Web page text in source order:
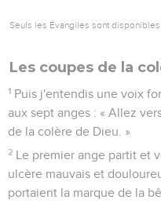
Seuls les Évangiles sont
Les coupes de la
1 Puis j'entendis une voix
aux sept anges : « Allez
de la colère de Dieu. »
2 Le premier ange partit et
ulcère mauvais et
portaient la marque de la